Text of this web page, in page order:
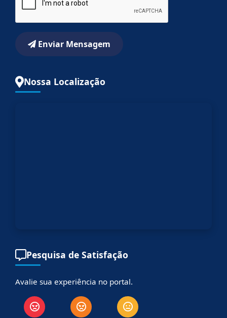
Enviar Mensagem
Nossa Localização
Pesquisa de Satisfação
Avalie sua experiência no portal.